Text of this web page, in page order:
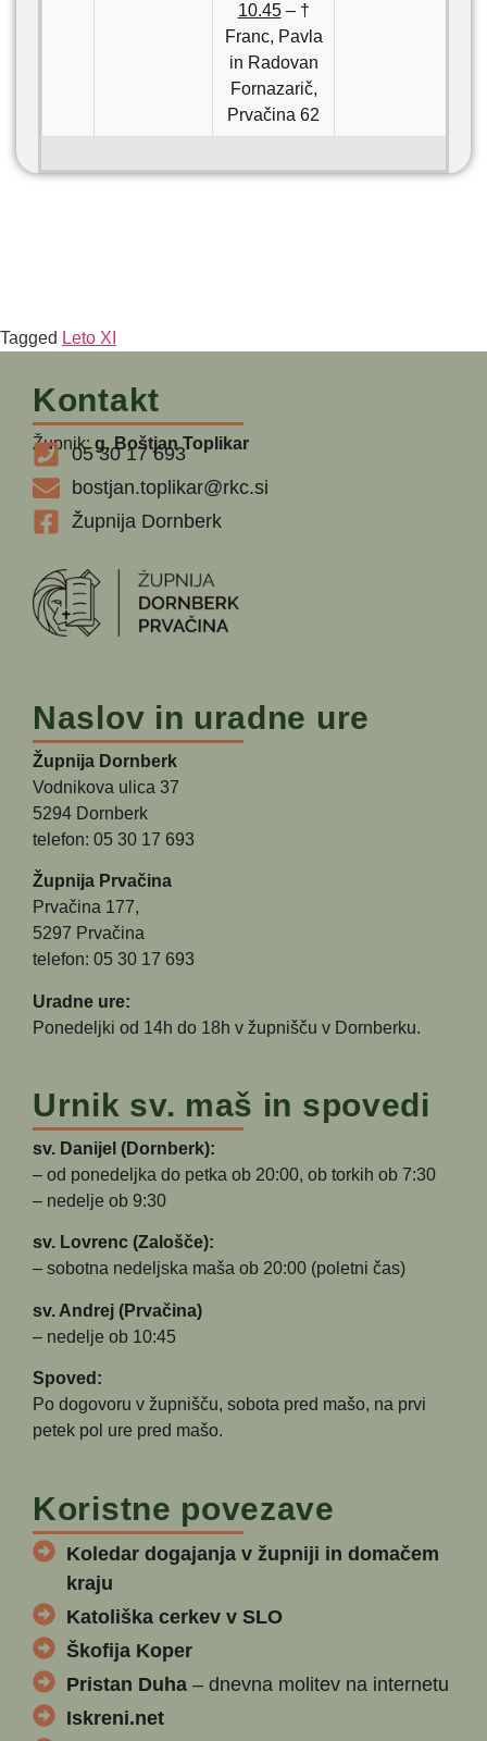
10.45– †
Franc, Pavla
in Radovan
Fornazarič,
Prvačina 62
Tagged Leto XI
Kontakt
Župnik:g. Boštjan Toplikar
05 30 17 693
bostjan.toplikar@rkc.si
Župnija Dornberk
Naslov in uradne ure
Župnija Dornberk
Vodnikova ulica 37
5294 Dornberk
telefon: 05 30 17 693
Župnija Prvačina
Prvačina 177,
5297 Prvačina
telefon: 05 30 17 693
Uradne ure:
Ponedeljki od 14h do 18h v župnišču v Dornberku.
Urnik sv. maš in spovedi
sv. Danijel (Dornberk):
– od ponedeljka do petka ob 20:00, ob torkih ob 7:30
– nedelje ob 9:30
sv. Lovrenc (Zalošče):
– sobotna nedeljska maša ob 20:00 (poletni čas)
sv. Andrej (Prvačina)
– nedelje ob 10:45
Spoved:
Po dogovoru v župnišču, sobota pred mašo, na prvi
petek pol ure pred mašo.
Koristne povezave
Koledar dogajanja v župniji in domačem
kraju
Katoliška cerkev v SLO
Škofija Koper
Pristan Duha – dnevna molitev na internetu
Iskreni.net